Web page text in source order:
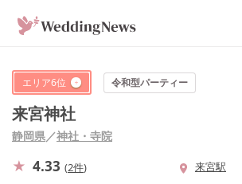
エリア6位 令和型パーティー
来宮神社
静岡県／神社・寺院
4.33 (2件)
来宮駅